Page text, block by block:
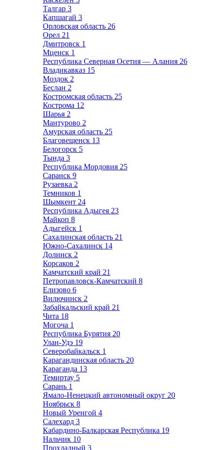
Талгар 3
Капшагай 3
Орловская область 26
Орел 21
Дмитровск 1
Мценск 1
Республика Северная Осетия — Алания 26
Владикавказ 15
Моздок 2
Беслан 2
Костромская область 25
Кострома 12
Шарья 2
Мантурово 2
Амурская область 25
Благовещенск 13
Белогорск 5
Тында 3
Республика Мордовия 25
Саранск 9
Рузаевка 2
Темников 1
Шымкент 24
Республика Адыгея 23
Майкоп 8
Адыгейск 1
Сахалинская область 21
Южно-Сахалинск 14
Долинск 2
Корсаков 2
Камчатский край 21
Петропавловск-Камчатский 8
Елизово 6
Вилючинск 2
Забайкальский край 21
Чита 18
Могоча 1
Республика Бурятия 20
Улан-Удэ 19
Северобайкальск 1
Карагандинская область 20
Караганда 13
Темиртау 5
Сарань 1
Ямало-Ненецкий автономный округ 20
Ноябрьск 8
Новый Уренгой 4
Салехард 3
Кабардино-Балкарская Республика 19
Нальчик 10
Прохладный 3